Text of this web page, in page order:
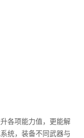
各项能力值，更能解
统，装备不同武器与